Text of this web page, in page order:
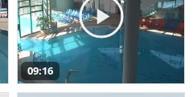
09:16